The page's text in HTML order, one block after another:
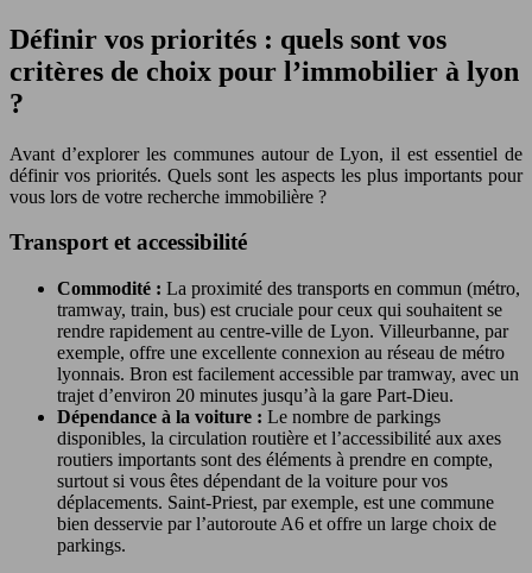
Définir vos priorités : quels sont vos
critères de choix pour l’immobilier à lyon
?
Avant d’explorer les communes autour de Lyon, il est essentiel de
définir vos priorités. Quels sont les aspects les plus importants pour
vous lors de votre recherche immobilière ?
Transport et accessibilité
Commodité : La proximité des transports en commun (métro,
tramway, train, bus) est cruciale pour ceux qui souhaitent se
rendre rapidement au centre-ville de Lyon. Villeurbanne, par
exemple, offre une excellente connexion au réseau de métro
lyonnais. Bron est facilement accessible par tramway, avec un
trajet d’environ 20 minutes jusqu’à la gare Part-Dieu.
Dépendance à la voiture : Le nombre de parkings
disponibles, la circulation routière et l’accessibilité aux axes
routiers importants sont des éléments à prendre en compte,
surtout si vous êtes dépendant de la voiture pour vos
déplacements. Saint-Priest, par exemple, est une commune
bien desservie par l’autoroute A6 et offre un large choix de
parkings.